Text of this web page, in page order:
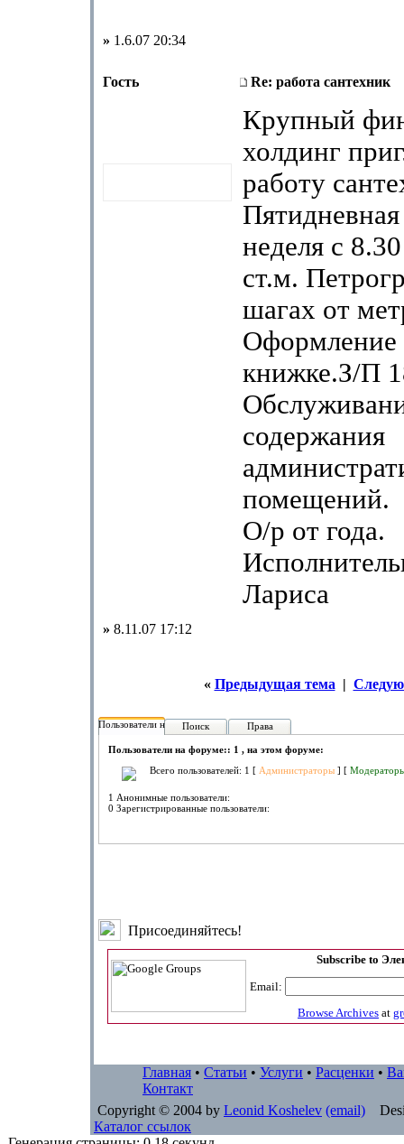
» 1.6.07 20:34
Гость Re: работа сантехник
Крупный
холдинг
работу
неделя с
ст.м.
шагах от
Оформление
книжке.З/П
содержания
помещений.
О/р от года.
Лариса
» 8.11.07 17:12
« Предыдущая тема |
Пользователи на форуме:
Поиск Права
Пользователи на форуме:: 1 , на этом форуме:
Всего пользователей: 1 [ Администраторы ] [
1 Анонимные пользователи:
0 Зарегистрированные пользователи:
Присоединяйтесь!
Subscribe to
Email:
Browse Archives at
Главная • Статьи • Услуги • Расценки •
Контакт
Copyright © 2004 by Leonid Koshelev (email)
Каталог ссылок